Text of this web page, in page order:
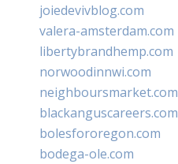
joiedevivblog.com
valera-amsterdam.com
libertybrandhemp.com
norwoodinnwi.com
neighboursmarket.com
blackanguscareers.com
bolesfororegon.com
bodega-ole.com